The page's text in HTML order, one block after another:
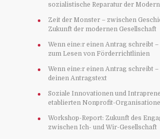
sozialistische Reparatur der
Zeit der Monster – zwischen
Zukunft der modernen Gesellschaft
Wenn eine:r einen Antrag schreibt –
zum Lesen von Förderrichtlinien
Wenn eine:r einen Antrag schreibt
deinen Antragstext
Soziale Innovationen und
etablierten Nonprofit-
Workshop-Report: Zukunft des
zwischen Ich- und Wir-Gesellschaft